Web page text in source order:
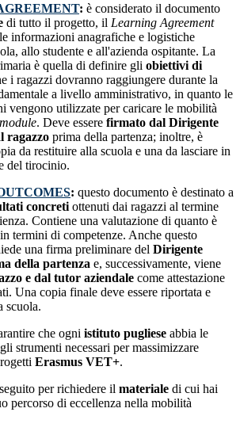
: è considerato il documento
di tutto il progetto, il Learning Agreement
informazioni anagrafiche e logistiche
allo studente e all'azienda ospitante. La
è quella di definire gli obiettivi di
i ragazzi dovranno raggiungere durante la
a livello amministrativo, in quanto le
vengono utilizzate per caricare le mobilità
. Deve essere firmato dal Dirigente
ragazzo prima della partenza; inoltre, è
da restituire alla scuola e una da lasciare in
del tirocinio.
: questo documento è destinato a
concreti ottenuti dai ragazzi al termine
Contiene una valutazione di quanto è
termini di competenze. Anche questo
una firma preliminare del Dirigente
della partenza e, successivamente, viene
e dal tutor aziendale come attestazione
Una copia finale deve essere riportata e
scuola.
che ogni istituto pugliese abbia le
strumenti necessari per massimizzare
Erasmus VET+.
per richiedere il materiale di cui hai
percorso di eccellenza nella mobilità